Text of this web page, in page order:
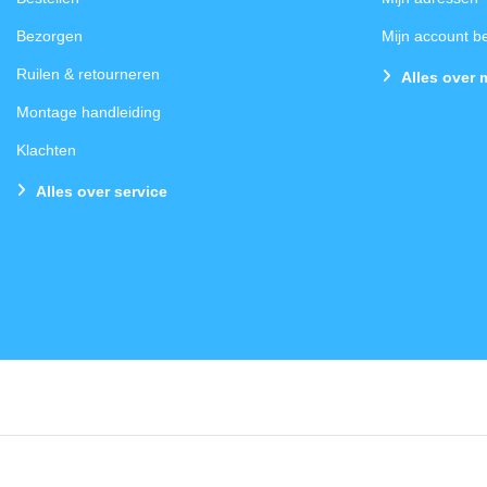
Bezorgen
Ruilen & retourneren
Montage handleiding
Klachten
Alles over service
Mijn account
Alles over